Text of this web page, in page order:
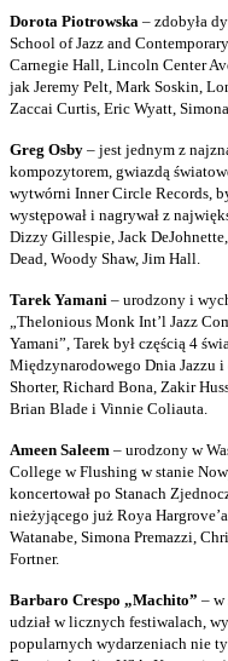
Dorota Piotrowska – zdobyła
School of Jazz and
Carnegie Hall, Lincoln Center
jak Jeremy Pelt, Mark Soskin,
Zaccai Curtis, Eric Wyatt, Simona
Greg Osby – jest jednym z
kompozytorem, gwiazdą
wytwórni Inner Circle Records,
występował i nagrywał z
Dizzy Gillespie, Jack
Dead, Woody Shaw, Jim Hall.
Tarek Yamani – urodzony i
„Thelonious Monk Int’l Jazz
Yamani”, Tarek był częścią 4
Międzynarodowego Dnia Jazzu
Shorter, Richard Bona, Zakir
Brian Blade i Vinnie Coliauta.
Ameen Saleem – urodzony w
College w Flushing w stanie
koncertował po Stanach
nieżyjącego już Roya
Watanabe, Simona Premazzi,
Fortner.
Barbaro Crespo „Machito” – w
udział w licznych festiwalach,
popularnych wydarzeniach nie